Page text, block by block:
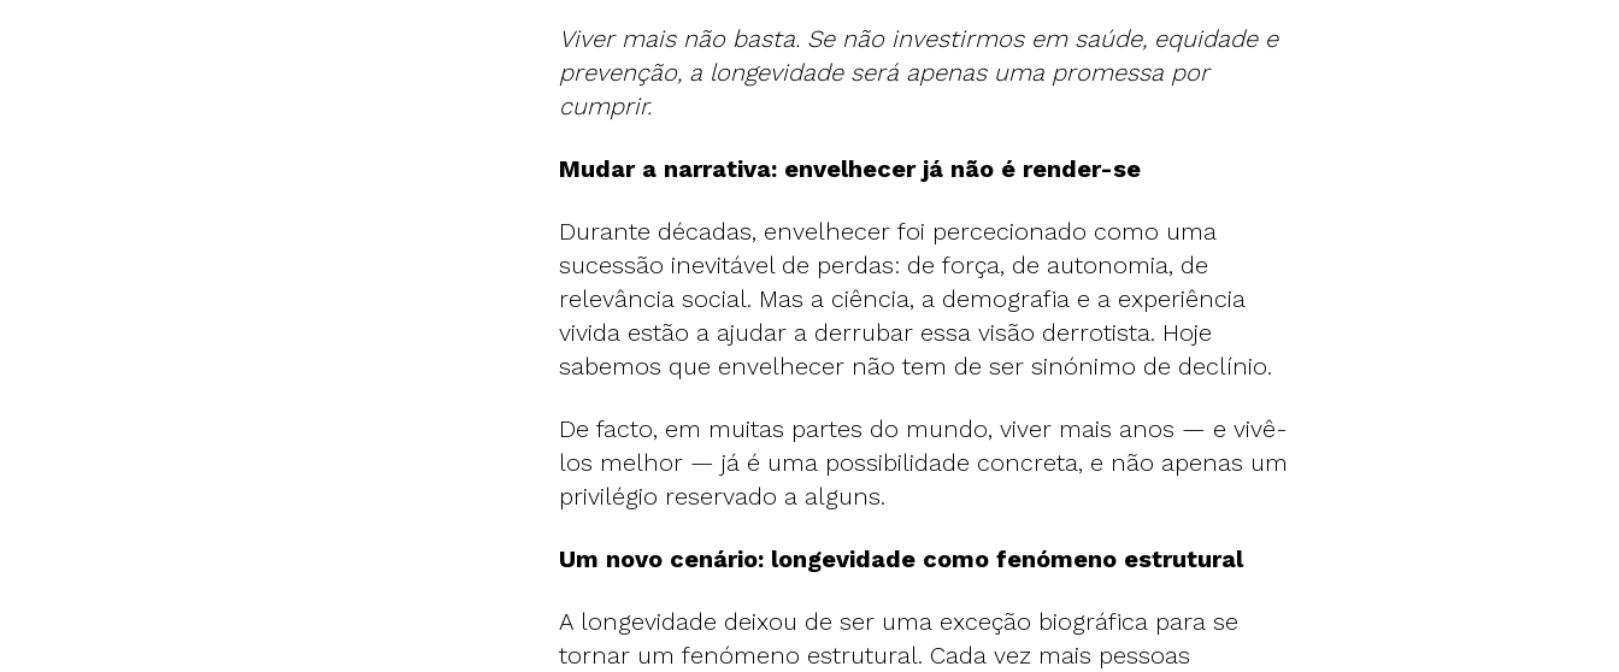
Viver mais não basta. Se não investirmos em saúde, equidade e
prevenção, a longevidade será apenas uma promessa por
cumprir.
Mudar a narrativa: envelhecer já não é render-se
Durante décadas, envelhecer foi percecionado como uma
sucessão inevitável de perdas: de força, de autonomia, de
relevância social. Mas a ciência, a demografia e a experiência
vivida estão a ajudar a derrubar essa visão derrotista. Hoje
sabemos que envelhecer não tem de ser sinónimo de declínio.
De facto, em muitas partes do mundo, viver mais anos — e vivê-
los melhor — já é uma possibilidade concreta, e não apenas um
privilégio reservado a alguns.
Um novo cenário: longevidade como fenómeno estrutural
A longevidade deixou de ser uma exceção biográfica para se
tornar um fenómeno estrutural. Cada vez mais pessoas